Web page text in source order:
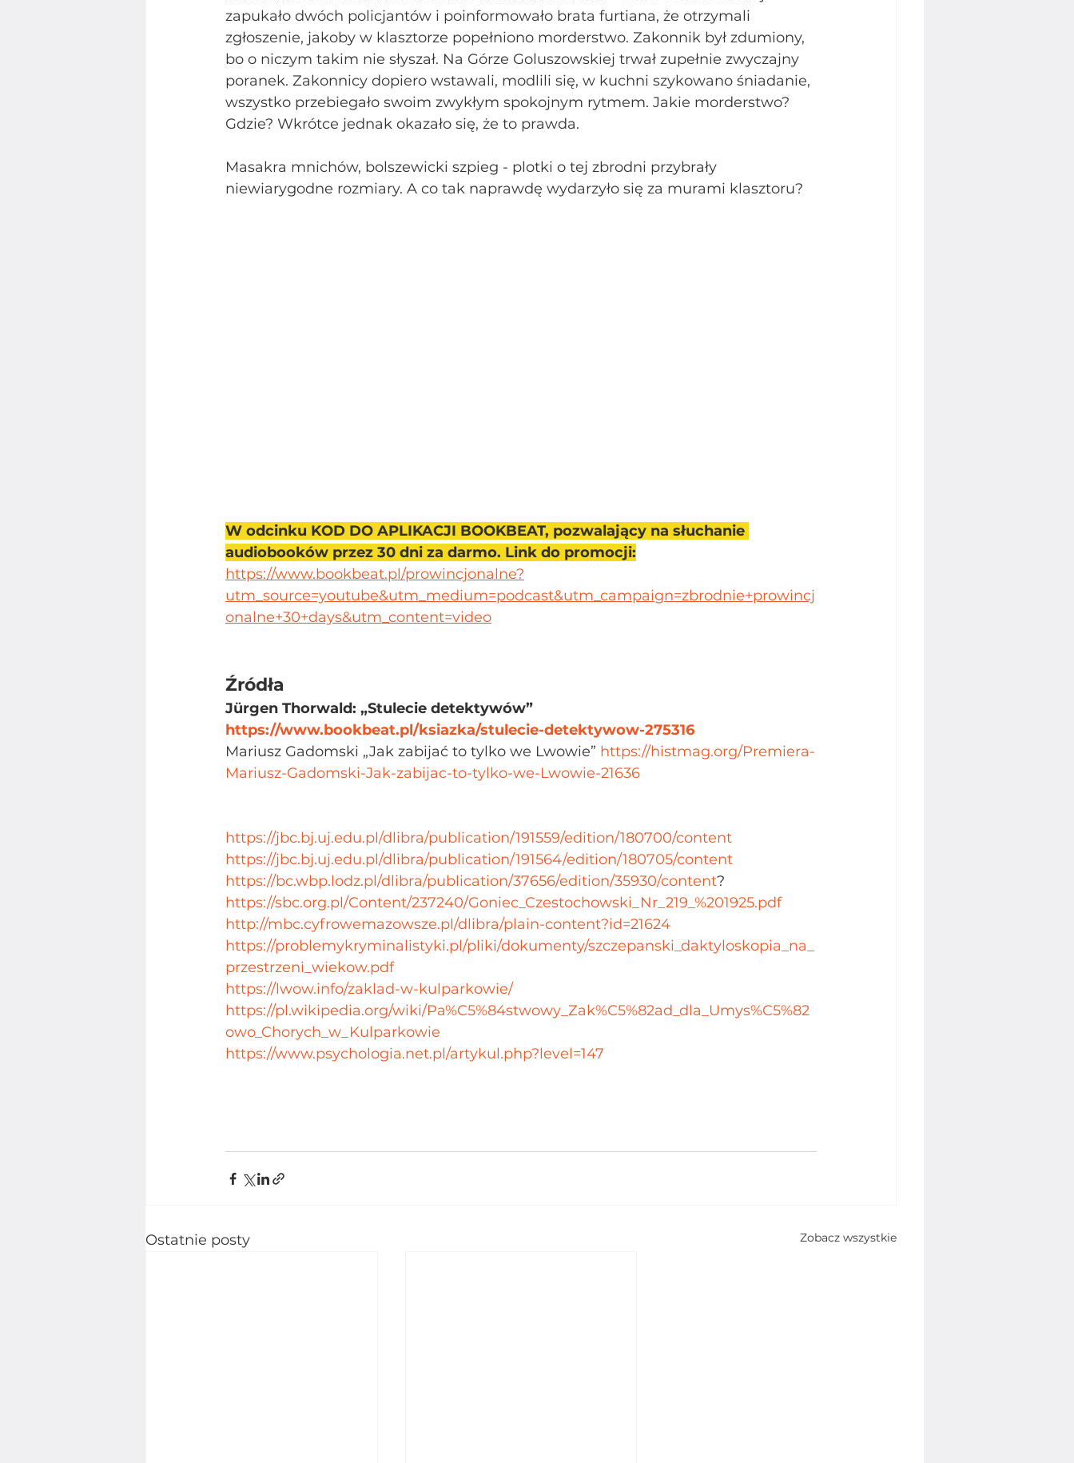
zapukało dwóch policjantów i poinformowało brata furtiana, że otrzymali
zgłoszenie, jakoby w klasztorze popełniono morderstwo. Zakonnik był zdumiony,
bo o niczym takim nie słyszał. Na Górze Goluszowskiej trwał zupełnie zwyczajny
poranek. Zakonnicy dopiero wstawali, modlili się, w kuchni szykowano śniadanie,
wszystko przebiegało swoim zwykłym spokojnym rytmem. Jakie morderstwo?
Gdzie? Wkrótce jednak okazało się, że to prawda.
Masakra mnichów, bolszewicki szpieg - plotki o tej zbrodni przybrały
niewiarygodne rozmiary. A co tak naprawdę wydarzyło się za murami klasztoru?
W odcinku KOD DO APLIKACJI BOOKBEAT, pozwalający na słuchanie
audiobooków przez 30 dni za darmo. Link do promocji:
https://www.bookbeat.pl/prowincjonalne?
utm_source=youtube&utm_medium=podcast&utm_campaign=zbrodnie+prowincj
onalne+30+days&utm_content=video
Źródła
Jürgen Thorwald: „Stulecie detektywów”
https://www.bookbeat.pl/ksiazka/stulecie-detektywow-275316
Mariusz Gadomski „Jak zabijać to tylko we Lwowie” https://histmag.org/Premiera-
Mariusz-Gadomski-Jak-zabijac-to-tylko-we-Lwowie-21636
https://jbc.bj.uj.edu.pl/dlibra/publication/191559/edition/180700/content
https://jbc.bj.uj.edu.pl/dlibra/publication/191564/edition/180705/content
https://bc.wbp.lodz.pl/dlibra/publication/37656/edition/35930/content?
https://sbc.org.pl/Content/237240/Goniec_Czestochowski_Nr_219_%201925.pdf
http://mbc.cyfrowemazowsze.pl/dlibra/plain-content?id=21624
https://problemykryminalistyki.pl/pliki/dokumenty/szczepanski_daktyloskopia_na_
przestrzeni_wiekow.pdf
https://lwow.info/zaklad-w-kulparkowie/
https://pl.wikipedia.org/wiki/Pa%C5%84stwowy_Zak%C5%82ad_dla_Umys%C5%82
owo_Chorych_w_Kulparkowie
https://www.psychologia.net.pl/artykul.php?level=147
Ostatnie posty Zobacz wszystkie